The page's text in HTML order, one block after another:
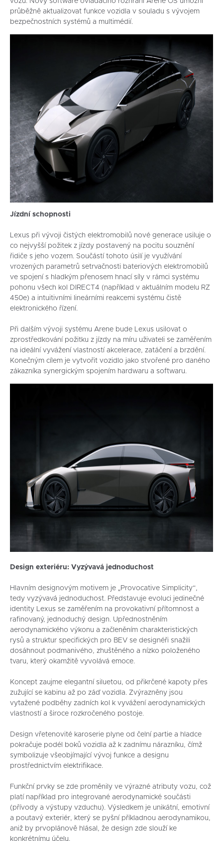
průběžně aktualizovat funkce vozidla v souladu s vývojem
bezpečnostních systémů a multimédií.
Jízdní schopnosti
Lexus při vývoji čistých elektromobilů nové generace usiluje o
co nejvyšší požitek z jízdy postavený na pocitu souznění
řidiče s jeho vozem. Součástí tohoto úsilí je využívání
vrozených parametrů setrvačnosti bateriových elektromobilů
ve spojení s hladkým přenosem hnací síly v rámci systému
pohonu všech kol DIRECT4 (například v aktuálním modelu RZ
450e) a intuitivními lineárními reakcemi systému čistě
elektronického řízení.
Při dalším vývoji systému Arene bude Lexus usilovat o
zprostředkování požitku z jízdy na míru uživateli se zaměřením
na ideální vyvážení vlastností akcelerace, zatáčení a brzdění.
Konečným cílem je vytvořit vozidlo jako stvořené pro daného
zákazníka synergickým spojením hardwaru a softwaru.
Design exteriéru: Vyzývavá jednoduchost
Hlavním designovým motivem je „Provocative Simplicity“,
tedy vyzývavá jednoduchost. Představuje evoluci jedinečné
identity Lexus se zaměřením na provokativní přítomnost a
rafinovaný, jednoduchý design. Upřednostněním
aerodynamického výkonu a začleněním charakteristických
rysů a struktur specifických pro BEV se designéři snažili
dosáhnout podmanivého, zhuštěného a nízko položeného
tvaru, který okamžitě vyvolává emoce.
Koncept zaujme elegantní siluetou, od přikrčené kapoty přes
zužující se kabinu až po záď vozidla. Zvýrazněny jsou
vytažené podběhy zadních kol k vyvážení aerodynamických
vlastností a široce rozkročeného postoje.
Design vřetenovité karoserie plyne od čelní partie a hladce
pokračuje podél boků vozidla až k zadnímu nárazníku, čímž
symbolizuje všeobjímající vývoj funkce a designu
prostřednictvím elektrifikace.
Funkční prvky se zde proměnily ve výrazné atributy vozu, což
platí například pro integrované aerodynamické součásti
(přívody a výstupy vzduchu). Výsledkem je unikátní, emotivní
a poutavý exteriér, který se pyšní příkladnou aerodynamikou,
aniž by prvoplánově hlásal, že design zde slouží ke
konkrétnímu účelu.